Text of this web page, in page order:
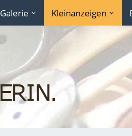
Galerie Kleinanzeigen